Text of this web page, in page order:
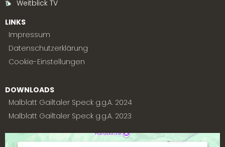
Weitblick TV
LINKS
Impressum
Datenschutzerklärung
Cookie-Einstellungen
DOWNLOADS
Malblatt Gailtaler Speck g.g.A. 2024
Malblatt Gailtaler Speck g.g.A. 2023